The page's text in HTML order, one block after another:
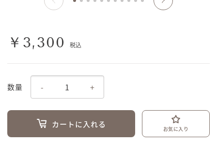
￥3,300 税込
数量 - +
カートに入れる お気に入り